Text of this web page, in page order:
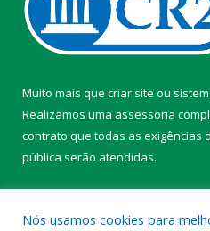
Muito mais que criar site ou
Realizamos uma assessoria
contrato que todas as exigências
pública serão atendidas.
Nós usamos cookies para